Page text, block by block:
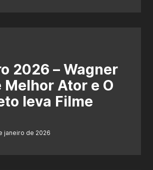
2026 – Wagner
Ator e O
leva Filme
janeiro de 2026